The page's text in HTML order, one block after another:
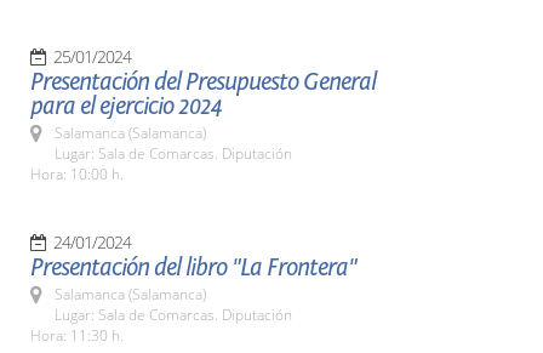
25/01/2024
Presentación del Presupuesto General
para el ejercicio 2024
Salamanca (Salamanca)
Lugar: Sala de Comarcas. Diputación
Hora: 10:00 h.
24/01/2024
Presentación del libro "La Frontera"
Salamanca (Salamanca)
Lugar: Sala de Comarcas. Diputación
Hora: 11:30 h.